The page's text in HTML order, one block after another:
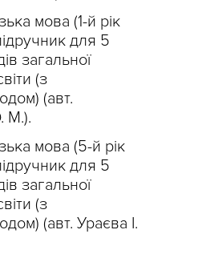
мова (1-й рік
для 5
загальної
(з
(авт.
М.).
мова (5-й рік
для 5
загальної
(з
(авт. Ураєва І.